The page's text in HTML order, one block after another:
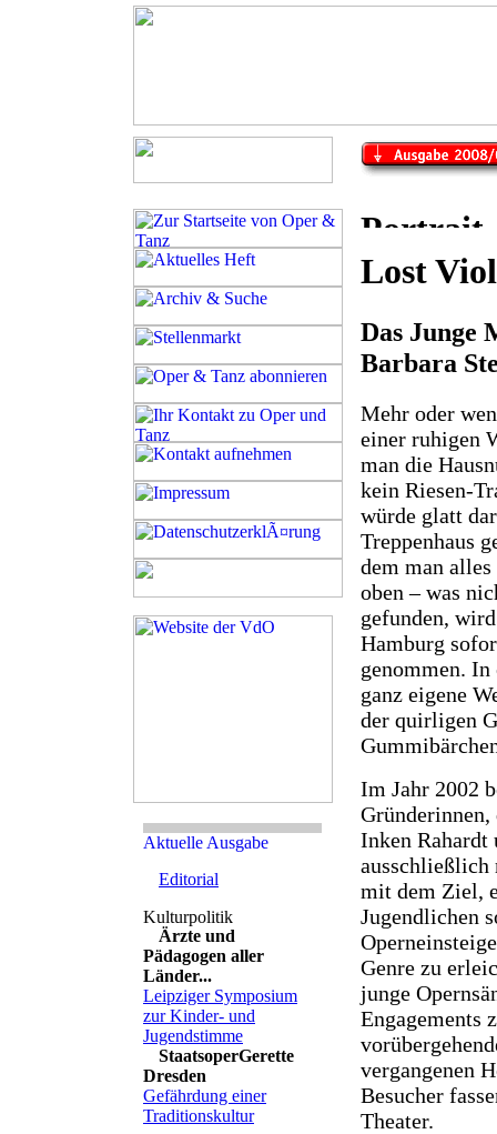
Editorial
Ärzte und
Pädagogen aller
Länder...
Leipziger Symposium
zur Kinder- und
Jugendstimme
StaatsoperGerette
Dresden
Gefährdung einer
Traditionskultur
Lost
Das Junge
Barbara
Mehr oder
einer ruhigen
man die
kein Riesen-
würde glatt
Treppenhaus
dem man
oben – was
gefunden,
Hamburg
genommen.
ganz eigene
der quirligen
Im Jahr 2002
Gründerinnen,
Inken Rahardt
ausschließlich
mit dem Ziel,
Jugendlichen
Genre zu
junge
Engagements
vergangenen
Besucher
Theater.